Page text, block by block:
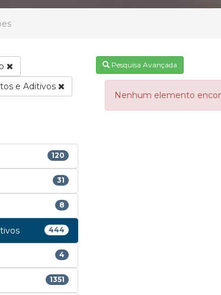
e Aditivos
120
31
8
444
4
1351
Pesquisa Avançada
Nenhum elemento